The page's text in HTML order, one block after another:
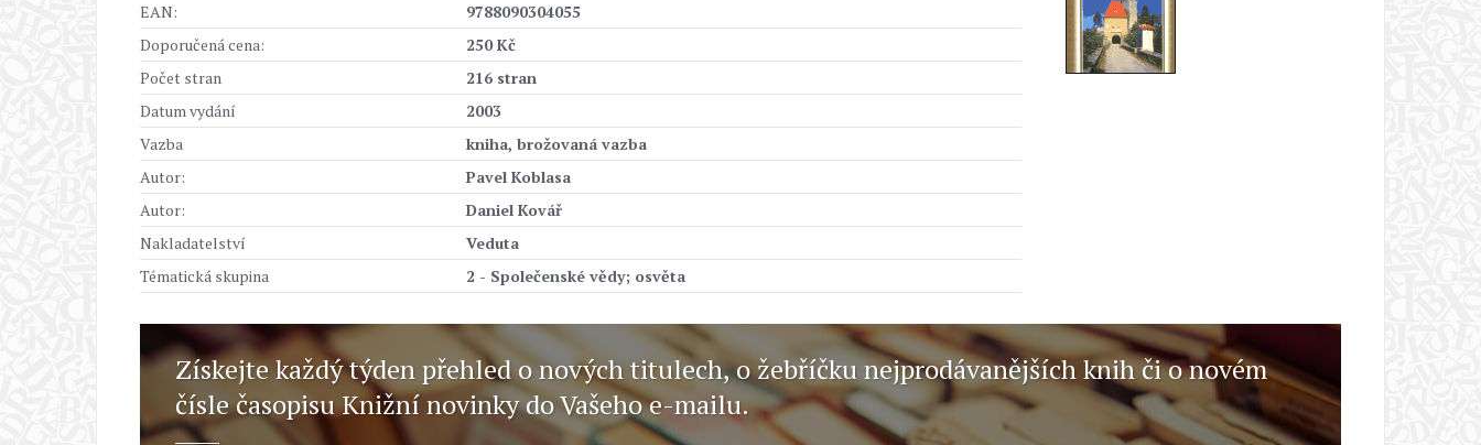
EAN:
9788090304055
Doporučená cena:
250 Kč
Počet stran
216 stran
Datum vydání
2003
Vazba
kniha, brožovaná vazba
Autor:
Pavel Koblasa
Autor:
Daniel Kovář
Nakladatelství
Veduta
Tématická skupina
2 - Společenské vědy; osvěta
Získejte každý týden přehled o nových titulech, o žebříčku nejprodávanějších knih či o novém
čísle časopisu Knižní novinky do Vašeho e-mailu.